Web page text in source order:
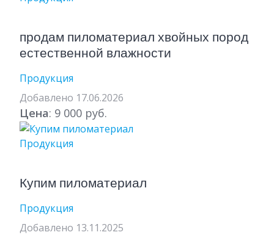
продам пиломатериал хвойных пород
естественной влажности
Продукция
Добавлено 17.06.2026
Цена: 9 000 руб.
Продукция
Купим пиломатериал
Продукция
Добавлено 13.11.2025